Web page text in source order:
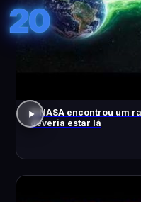
20
A NASA encontrou um
deveria estar lá